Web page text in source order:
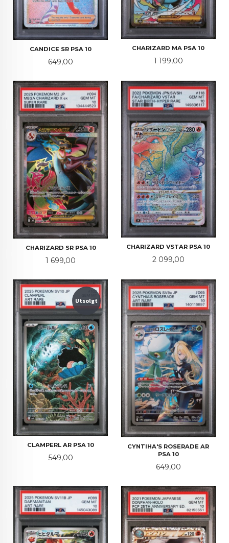
CANDICE SR PSA 10
Pris
649,00
CHARIZARD MA PSA 10
Pris
1 199,00
CHARIZARD SR PSA 10
Pris
1 699,00
CHARIZARD VSTAR PSA 10
Pris
2 099,00
CLAMPERL AR PSA 10
Utsolgt
Pris
549,00
CYNTIHA'S ROSERADE AR
PSA 10
Pris
649,00